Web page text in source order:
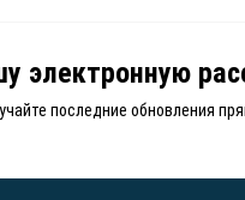
электронную
последние обновления